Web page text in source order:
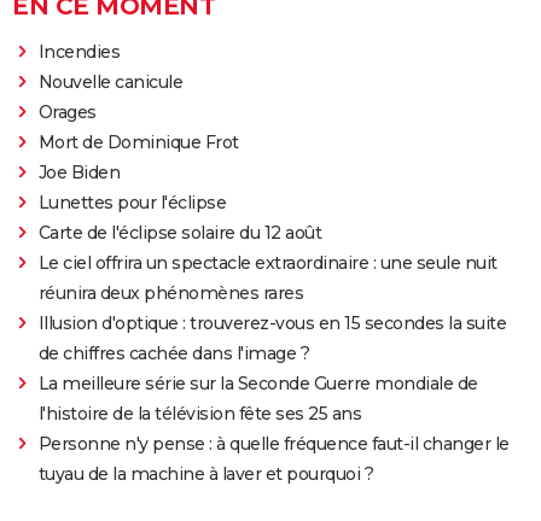
EN CE MOMENT
Incendies
Nouvelle canicule
Orages
Mort de Dominique Frot
Joe Biden
Lunettes pour l'éclipse
Carte de l'éclipse solaire du 12 août
Le ciel offrira un spectacle extraordinaire : une seule nuit
réunira deux phénomènes rares
Illusion d'optique : trouverez-vous en 15 secondes la suite
de chiffres cachée dans l'image ?
La meilleure série sur la Seconde Guerre mondiale de
l'histoire de la télévision fête ses 25 ans
Personne n'y pense : à quelle fréquence faut-il changer le
tuyau de la machine à laver et pourquoi ?